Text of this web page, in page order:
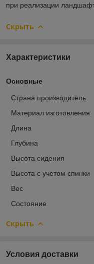
при реализации
Скрыть
Характеристики
Основные
Страна производитель
Материал изготовления
Длина
Глубина
Высота сидения
Высота с учетом спинки
Вес
Состояние
Скрыть
Условия доставки